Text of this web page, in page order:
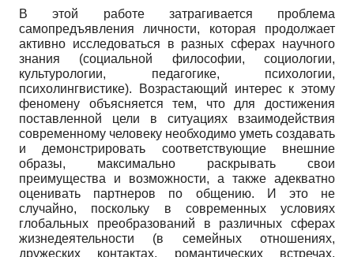
В этой работе затрагивается проблема
самопредъявления личности, которая продолжает
активно исследоваться в разных сферах научного
знания (социальной философии, социологии,
культурологии, педагогике, психологии,
психолингвистике). Возрастающий интерес к этому
феномену объясняется тем, что для достижения
поставленной цели в ситуациях взаимодействия
современному человеку необходимо уметь создавать
и демонстрировать соответствующие внешние
образы, максимально раскрывать свои
преимущества и возможности, а также адекватно
оценивать партнеров по общению. И это не
случайно, поскольку в современных условиях
глобальных преобразований в различных сферах
жизнедеятельности (в семейных отношениях,
дружеских контактах, романтических встречах,